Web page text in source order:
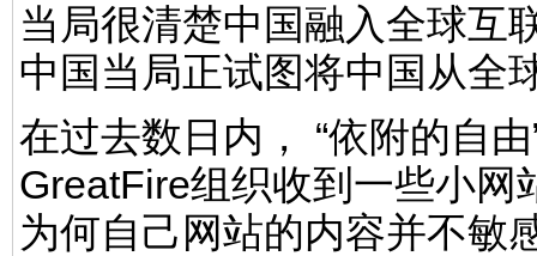
当局很清楚中国融入全球互
中国当局正试图将中国从全
在过去数日内， “依附的自
GreatFire组织收到一些小
为何自己网站的内容并不敏